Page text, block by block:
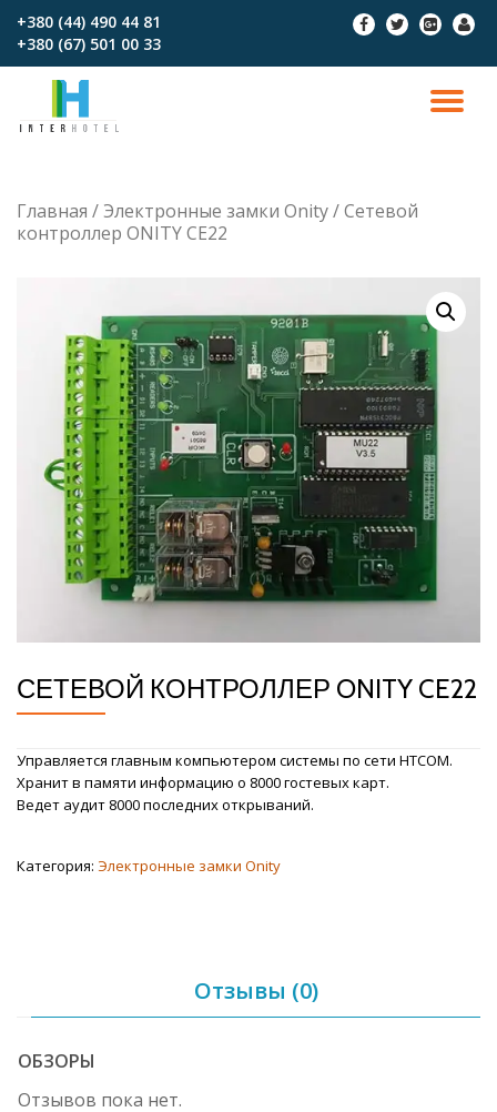
Перейти
содержимому
+380 (44) 490 44 81
+380 (67)‎‎ 501 00 33
fa-
fa-
fa-
plus-
square
fa-
Главная / Электронные замки Onity/ Сетевой
контроллер ONITY CE22
СЕТЕВОЙ КОНТРОЛЛЕР ONITY CE22
Управляется главным компьютером системы по сети HTCOM.
Хранит в памяти информацию о 8000 гостевых карт.
Ведет аудит 8000 последних открываний.
Категория: Электронные замки Onity
Отзывы (0)
ОБЗОРЫ
Отзывов пока нет.